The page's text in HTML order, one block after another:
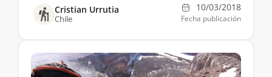
Cristian Urrutia
Chile
10/03/2018
Fecha publicación